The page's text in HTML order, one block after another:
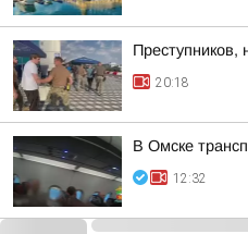
20:18
В Омске
12:32